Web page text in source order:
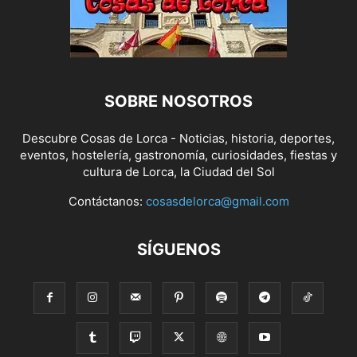
SOBRE NOSOTROS
Descubre Cosas de Lorca - Noticias, historia, deportes,
eventos, hostelería, gastronomía, curiosidades, fiestas y
cultura de Lorca, la Ciudad del Sol
Contáctanos: cosasdelorca@gmail.com
SÍGUENOS